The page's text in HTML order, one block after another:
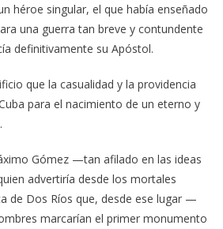
héroe singular, el que había enseñado
una guerra tan breve y contundente
definitivamente su Apóstol.
que la casualidad y la providencia
para el nacimiento de un eterno y
Gómez —tan afilado en las ideas
advertiría desde los mortales
de Dos Ríos que, desde ese lugar —
marcarían el primer monumento